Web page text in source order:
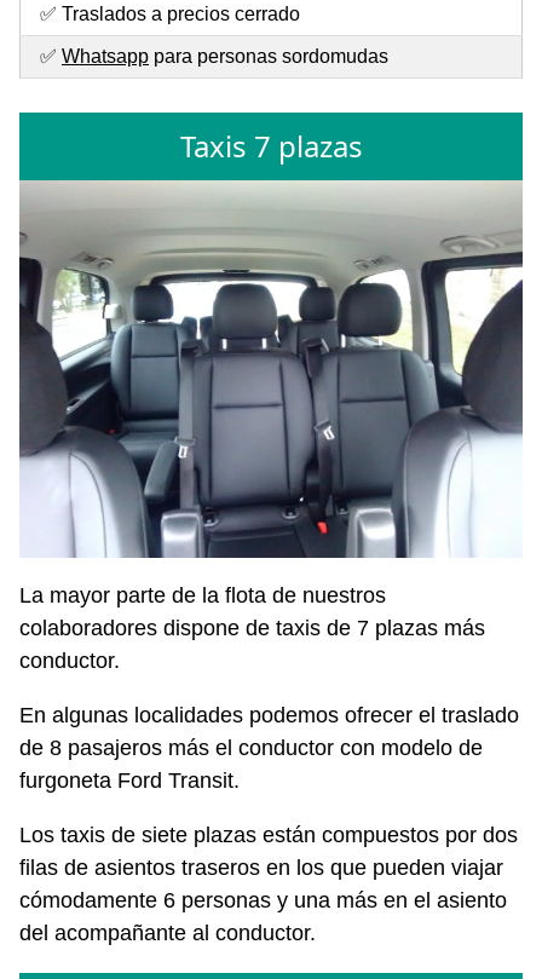
✅ Traslados a precios cerrado
✅ Whatsapp para personas sordomudas
Taxis 7 plazas
La mayor parte de la flota de nuestros
colaboradores dispone de taxis de 7 plazas más
conductor.
En algunas localidades podemos ofrecer el traslado
de 8 pasajeros más el conductor con modelo de
furgoneta Ford Transit.
Los taxis de siete plazas están compuestos por dos
filas de asientos traseros en los que pueden viajar
cómodamente 6 personas y una más en el asiento
del acompañante al conductor.